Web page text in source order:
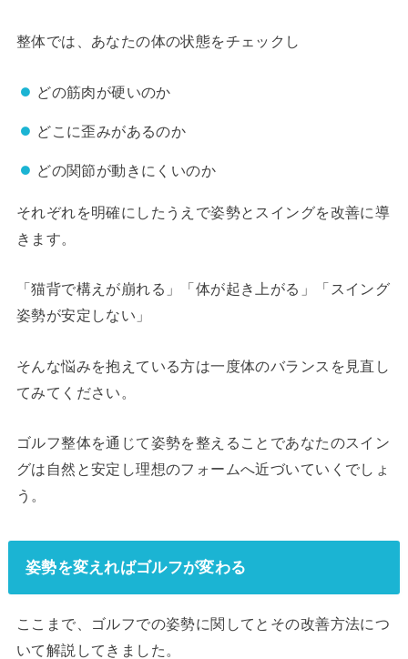
整体では、あなたの体の状態をチェックし
どの筋肉が硬いのか
どこに歪みがあるのか
どの関節が動きにくいのか
それぞれを明確にしたうえで姿勢とスイングを改善に導
きます。
「猫背で構えが崩れる」「体が起き上がる」「スイング
姿勢が安定しない」
そんな悩みを抱えている方は一度体のバランスを見直し
てみてください。
ゴルフ整体を通じて姿勢を整えることであなたのスイン
グは自然と安定し理想のフォームへ近づいていくでしょ
う。
姿勢を変えればゴルフが変わる
ここまで、ゴルフでの姿勢に関してとその改善方法につ
いて解説してきました。